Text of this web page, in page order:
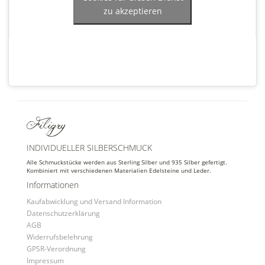
zu akzeptieren
INDIVIDUELLER SILBERSCHMUCK
Alle Schmuckstücke werden aus Sterling Silber und 935 Silber gefertigt.
Kombiniert mit verschiedenen Materialien Edelsteine und Leder.
Informationen
Kaufabwicklung und Versand Information
Datenschutzerklärung
AGB
Widerrufsbelehrung
GPSR-Verordnung
Impressum